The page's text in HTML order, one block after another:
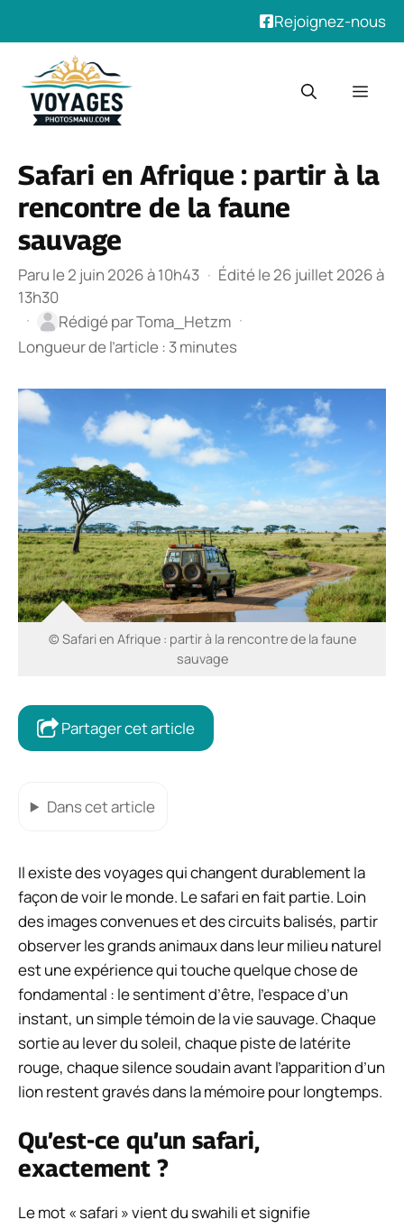
Rejoignez-nous
contenu
Safari en Afrique : partir à la
rencontre de la faune
sauvage
Paru le 2 juin 2026 à 10h43 · Édité le 26 juillet 2026 à
13h30
·
Rédigé parToma_Hetzm ·
Longueur de l’article : 3 minutes
© Safari en Afrique : partir à la rencontre de la faune
sauvage
Partager cet article
Dans cet article
Il existe des voyages qui changent durablement la
façon de voir le monde. Le safari en fait partie. Loin
des images convenues et des circuits balisés, partir
observer les grands animaux dans leur milieu naturel
est une expérience qui touche quelque chose de
fondamental : le sentiment d’être, l’espace d’un
instant, un simple témoin de la vie sauvage. Chaque
sortie au lever du soleil, chaque piste de latérite
rouge, chaque silence soudain avant l’apparition d’un
lion restent gravés dans la mémoire pour longtemps.
Qu’est-ce qu’un safari,
exactement ?
Le mot « safari » vient du swahili et signifie